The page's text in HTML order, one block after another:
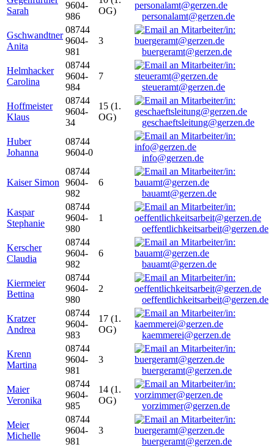
Sarah
9604-
986
OG)
personalamt@gerzen.de
Gschwandtner
Anita
08744
9604-
981
3
buergeramt@gerzen.de
Helmhacker
Carolina
08744
9604-
984
7
steueramt@gerzen.de
Hoffmeister
Klaus
08744
9604-
34
15 (1.
OG)
geschaeftsleitung@gerzen.de
Huber
Johanna
08744
9604-0
info@gerzen.de
Kaiser Simon
08744
9604-
982
6
bauamt@gerzen.de
Kaspar
Stephanie
08744
9604-
980
1
oeffentlichkeitsarbeit@gerzen.de
Kerscher
Claudia
08744
9604-
982
6
bauamt@gerzen.de
Kiermeier
Bettina
08744
9604-
980
2
oeffentlichkeitsarbeit@gerzen.de
Kratzer
Andrea
08744
9604-
983
17 (1.
OG)
kaemmerei@gerzen.de
Krenn
Martina
08744
9604-
981
3
buergeramt@gerzen.de
Maier
Veronika
08744
9604-
985
14 (1.
OG)
vorzimmer@gerzen.de
Meier
Michelle
08744
9604-
981
3
buergeramt@gerzen.de